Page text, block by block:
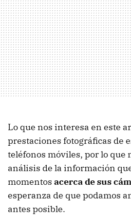
Lo que nos interesa en este
prestaciones fotográficas de
teléfonos móviles, por lo que
análisis de la información
momentos acerca de sus
esperanza de que podamos
antes posible.